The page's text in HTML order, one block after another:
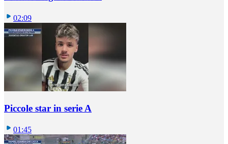
02:09
Piccole star in serie A
01:45